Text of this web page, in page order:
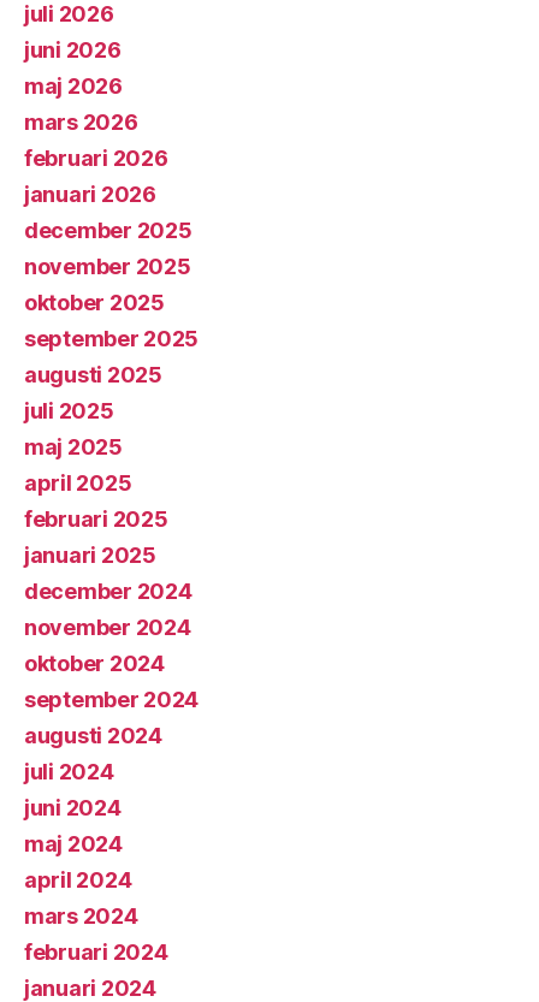
juli 2026
juni 2026
maj 2026
mars 2026
februari 2026
januari 2026
december 2025
november 2025
oktober 2025
september 2025
augusti 2025
juli 2025
maj 2025
april 2025
februari 2025
januari 2025
december 2024
november 2024
oktober 2024
september 2024
augusti 2024
juli 2024
juni 2024
maj 2024
april 2024
mars 2024
februari 2024
januari 2024